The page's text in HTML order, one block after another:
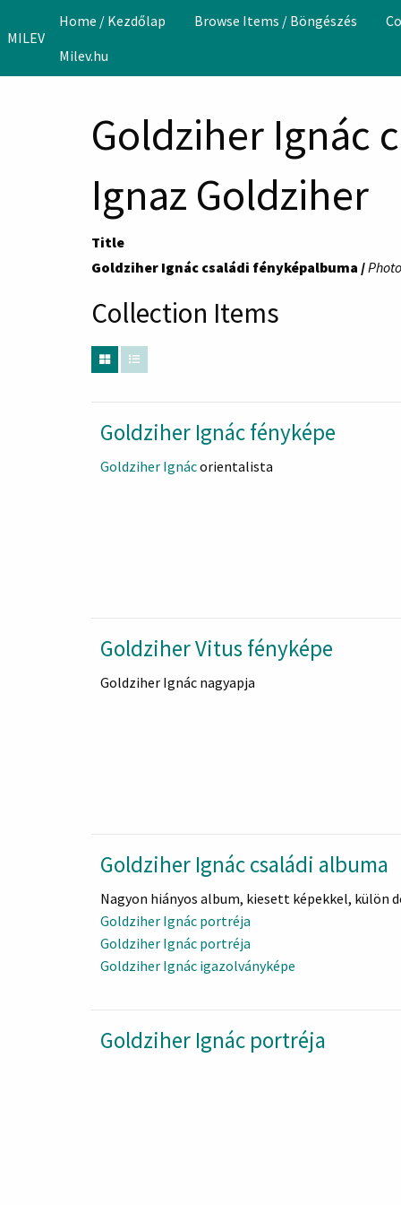
MILEV
Home / Kezdőlap Browse Items / Böngészés
Milev.hu
Goldziher Ignác
Ignaz Goldziher
Title
Goldziher Ignác családi fényképalbuma /
Collection Items
Goldziher Ignác fényképe
Goldziher Ignácorientalista
Goldziher Vitus fényképe
Goldziher Ignác nagyapja
Goldziher Ignác családi albuma
Nagyon hiányos album, kiesett képekkel, külön
Goldziher Ignác portréja
Goldziher Ignác portréja
Goldziher Ignác igazolványképe
Goldziher Ignác portréja
Goldziher Ignác fiatalkori képe
ismeretlen csecsemő
Goldziher Ignác portréja